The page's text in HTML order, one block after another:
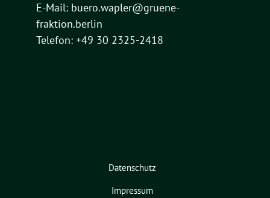
E-Mail: buero.wapler@gruene-
fraktion.berlin
Telefon: +49 30 2325-2418
Datenschutz
Impressum